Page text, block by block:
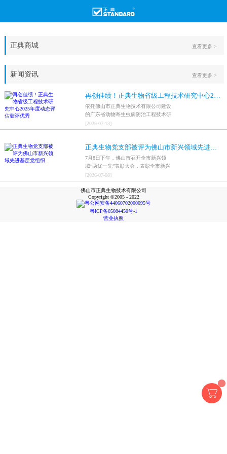
正典商城 查看更多 >
新闻资讯
再创佳绩！正典生物省级工程技术研究中心2025年度动态评估获评优秀
依托佛山市正典生物技术有限公司建设
的广东省动物寄生虫病防治工程技术研
究中心，在全省参评科研平台中综合表
现突出，成功获评最高评价等级“优
[2026-07-13]
正典生物党支部被评为佛山市新兴领域先进基层党组织
7月8日下午，佛山市召开全市新兴领
域“两优一先”表彰大会，表彰全市新兴
领域优秀共产党员、优秀党务工作者和
先进基层党组织，中共佛山市正典生物
技术有限公司支部委员会被评为佛山市
新兴领域先进基层党组织。
[2026-07-08]
查看更多 >
佛山市正典生物技术有限公司
Copyright ©2005 - 2022
粤公网安备44060702000095号
粤ICP备05084450号-1
营业执照